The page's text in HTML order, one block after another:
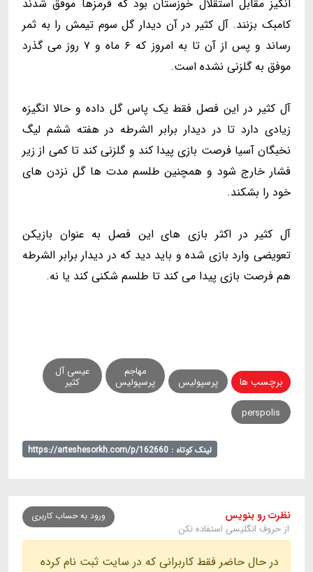
انگیز مقابل استقلال خوزستان بود که قرمزها موفق شدند
کامبک بزنند. آل کثیر در آن دیدار گل سوم تیمش را به ثمر
رساند و پس از آن تا به امروز که ۶ ماه و ۷ روز می گذرد
موفق به گلزنی نشده است.
آل کثیر در این فصل فقط یک پاس گل داده و حالا انگیزه
زیادی دارد تا در دیدار برابر الشرطه در هفته ششم لیگ
نخبگان آسیا فرصت بازی پیدا کند و گلزنی کند تا کمی از زیر
فشار خارج شود و همچنین طلسم مدت ها گل نزدن های
خود را بشکند.
آل کثیر در اکثر بازی های این فصل به عنوان بازیکن
تعویضی وارد بازی شده و باید دید که در دیدار برابر الشرطه
هم فرصت بازی پیدا می کند تا طلسم شکنی کند یا نه.
برچسب ها پرسپولیس
مهاجم
پرسپولیس
عیسی آل
کثیر
perspolis
لینک کوتاه : https://arteshesorkh.com/p/162660
نظرت رو بنویس
از حروف انگلیسی استفاده نکن
ورود به حساب کاربری
در حال حاضر فقط کاربرانی که در سایت ثبت نام کرده